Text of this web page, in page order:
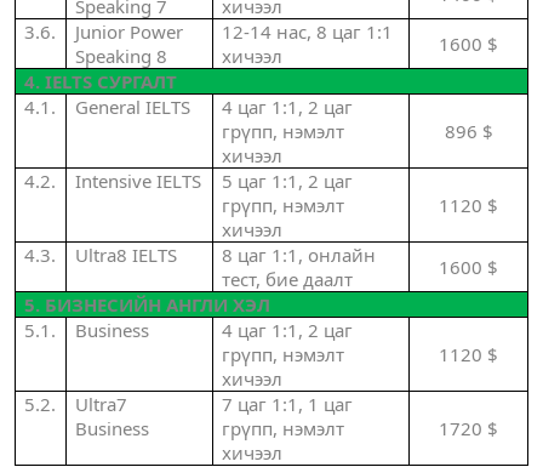
Speaking 7
хичээл
3.6.
Junior Power
Speaking 8
12-14 нас, 8 цаг 1:1
хичээл
1600 $
4.IELTS СУРГАЛТ
4.1.
General IELTS
4 цаг 1:1, 2 цаг
грүпп, нэмэлт
хичээл
896 $
4.2. Intensive IELTS
5 цаг 1:1, 2 цаг
грүпп, нэмэлт
хичээл
1120 $
4.3. Ultra8 IELTS
8 цаг 1:1, онлайн
тест, бие даалт
1600 $
5. БИЗНЕСИЙН АНГЛИ ХЭЛ
5.1.
Business
4 цаг 1:1, 2 цаг
грүпп, нэмэлт
хичээл
1120 $
5.2.
Ultra7
Business
7 цаг 1:1, 1 цаг
грүпп, нэмэлт
хичээл
1720 $